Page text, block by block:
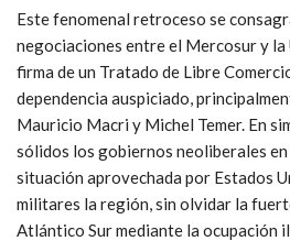
Este fenomenal retroceso se
negociaciones entre el Mercosur y la
firma de un Tratado de Libre
dependencia auspiciado,
Mauricio Macri y Michel Temer. En
sólidos los gobiernos neoliberales en
situación aprovechada por Estados
militares la región, sin olvidar la
Atlántico Sur mediante la